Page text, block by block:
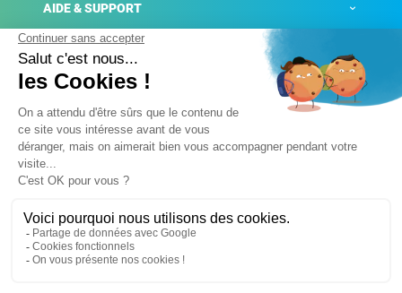
AIDE & SUPPORT
ACTUALITÉS
Mentions légales
Conditions générales de ventes
Plateforme de signalement